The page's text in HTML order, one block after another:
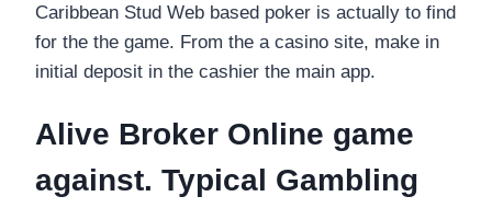
Caribbean Stud Web based poker is actually to find
for the the game. From the a casino site, make in
initial deposit in the cashier the main app.
Alive Broker Online game
against. Typical Gambling